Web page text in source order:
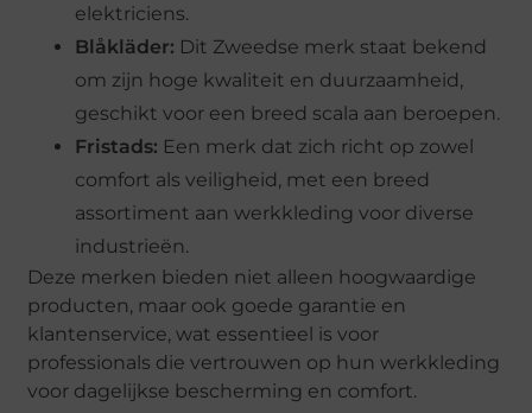
elektriciens.
Blåkläder: Dit Zweedse merk staat bekend
om zijn hoge kwaliteit en duurzaamheid,
geschikt voor een breed scala aan beroepen.
Fristads: Een merk dat zich richt op zowel
comfort als veiligheid, met een breed
assortiment aan werkkleding voor diverse
industrieën.
Deze merken bieden niet alleen hoogwaardige
producten, maar ook goede garantie en
klantenservice, wat essentieel is voor
professionals die vertrouwen op hun werkkleding
voor dagelijkse bescherming en comfort.